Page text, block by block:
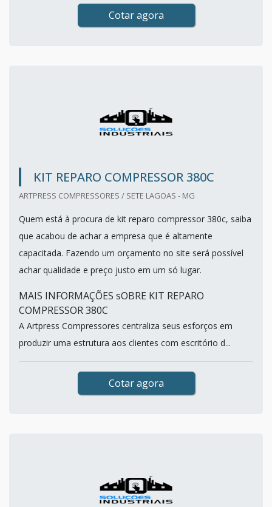
Cotar agora
KIT REPARO COMPRESSOR 380C
ARTPRESS COMPRESSORES / SETE LAGOAS - MG
Quem está à procura de kit reparo compressor 380c, saiba
que acabou de achar a empresa que é altamente
capacitada. Fazendo um orçamento no site será possível
achar qualidade e preço justo em um só lugar.
MAIS INFORMAÇÕES sOBRE KIT REPARO
COMPRESSOR 380C
A Artpress Compressores centraliza seus esforços em
produzir uma estrutura aos clientes com escritório d...
Cotar agora